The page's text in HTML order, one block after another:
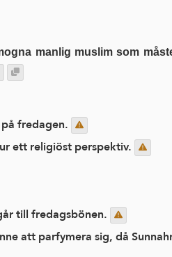
fredagen.
ett religiöst perspektiv.
till fredagsbönen.
att parfymera sig, då